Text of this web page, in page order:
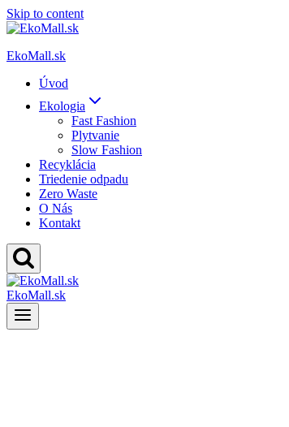
Skip to content
EkoMall.sk
Úvod
Ekologia
Fast Fashion
Plytvanie
Slow Fashion
Recyklácia
Triedenie odpadu
Zero Waste
O Nás
Kontakt
EkoMall.sk